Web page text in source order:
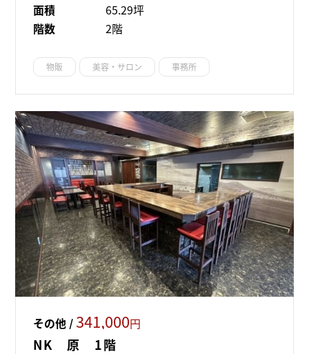
面積
65.29坪
階数
2階
物販 美容・サロン 事務所
その他 /341,000円
NK 原 1階